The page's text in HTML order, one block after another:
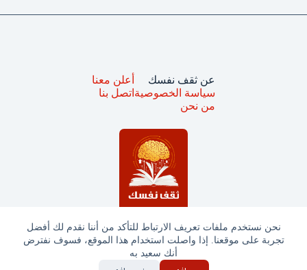
نحن نستخدم ملفات تعريف الارتباط للتأكد من أننا نقدم لك أفضل
تجربة على موقعنا. إذا واصلت استخدام هذا الموقع، فسوف نفترض
أنك سعيد به
جميع الحقوق محفوظة © ثقف نفسك 2025
عن ثقف نفسك
سياسة الخصوصية
من نحن
أعلن معنا
اتصل بنا